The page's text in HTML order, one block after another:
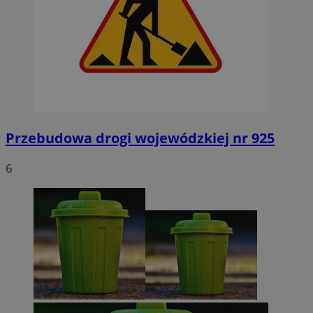
Przebudowa drogi wojewódzkiej nr 925
6
orzesze.com.pl
VISITOR_PRIVACY_METADATA
YouTube
.youtube.com